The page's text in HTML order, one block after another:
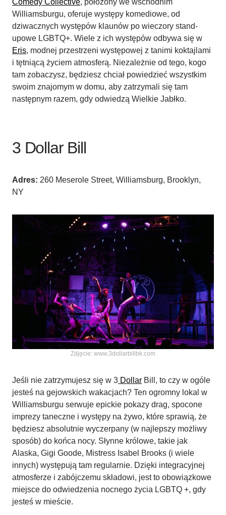
Williamsburgu, oferuje występy komediowe, od
dziwacznych występów klaunów po wieczory stand-
upowe LGBTQ+. Wiele z ich występów odbywa się w
Eris, modnej przestrzeni występowej z tanimi koktajlami
i tętniącą życiem atmosferą. Niezależnie od tego, kogo
tam zobaczysz, będziesz chciał powiedzieć wszystkim
swoim znajomym w domu, aby zatrzymali się tam
następnym razem, gdy odwiedzą Wielkie Jabłko.
3 Dollar Bill
Adres: 260 Meserole Street, Williamsburg, Brooklyn,
NY
Zdjęcie: www.3dollarbillbk.com
Jeśli nie zatrzymujesz się w 3 Dollar Bill, to czy w ogóle
jesteś na gejowskich wakacjach? Ten ogromny lokal w
Williamsburgu serwuje epickie pokazy drag, spocone
imprezy taneczne i występy na żywo, które sprawią, że
będziesz absolutnie wyczerpany (w najlepszy możliwy
sposób) do końca nocy. Słynne królowe, takie jak
Alaska, Gigi Goode, Mistress Isabel Brooks (i wiele
innych) występują tam regularnie. Dzięki integracyjnej
atmosferze i zabójczemu składowi, jest to obowiązkowe
miejsce do odwiedzenia nocnego życia LGBTQ +, gdy
jesteś w mieście.